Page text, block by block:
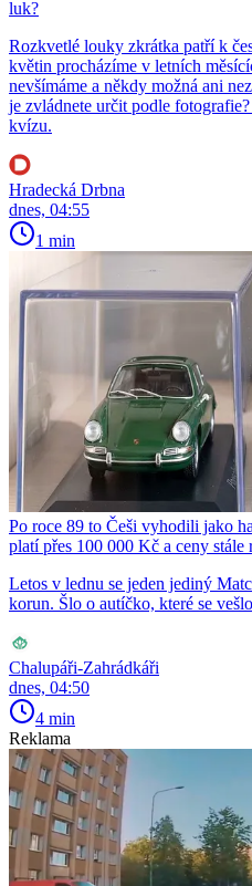
luk?
Rozkvetlé louky zkrátka patří k
květin procházíme v letních
nevšímáme a někdy možná ani
je zvládnete určit podle
kvízu.
Hradecká Drbna
dnes, 04:55
1 min
Po roce 89 to Češi vyhodili jako
platí přes 100 000 Kč a ceny stále
Letos v lednu se jeden jediný
korun. Šlo o autíčko, které se
Chalupáři-Zahrádkáři
dnes, 04:50
4 min
Reklama